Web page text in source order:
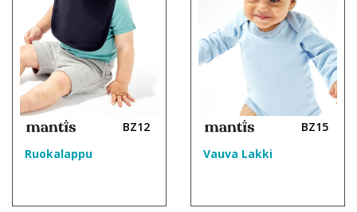
BZ12
Ruokalappu
BZ15
Vauva Lakki